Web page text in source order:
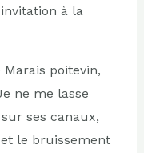
à la
Marais poitevin,
ne me lasse
ses canaux,
le bruissement